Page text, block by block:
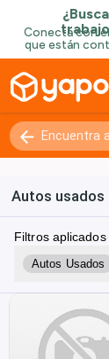
Autos usados
Filtros aplicados
Autos Usados
Kilómetros